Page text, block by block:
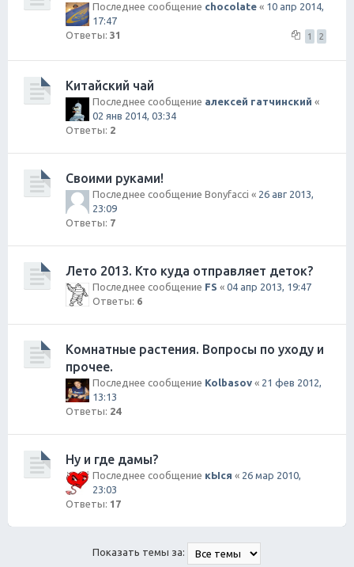
Последнее сообщение chocolate « 10 апр 2014,
17:47
Ответы: 31 1 2
Китайский чай
Последнее сообщение алексей гатчинский «
02 янв 2014, 03:34
Ответы: 2
Своими руками!
Последнее сообщение Bonyfacci « 26 авг 2013,
23:09
Ответы: 7
Лето 2013. Кто куда отправляет деток?
Последнее сообщение FS « 04 апр 2013, 19:47
Ответы: 6
Комнатные растения. Вопросы по уходу и
прочее.
Последнее сообщение Kolbasov « 21 фев 2012,
13:13
Ответы: 24
Ну и где дамы?
Последнее сообщение кЫся « 26 мар 2010,
23:03
Ответы: 17
Показать темы за: